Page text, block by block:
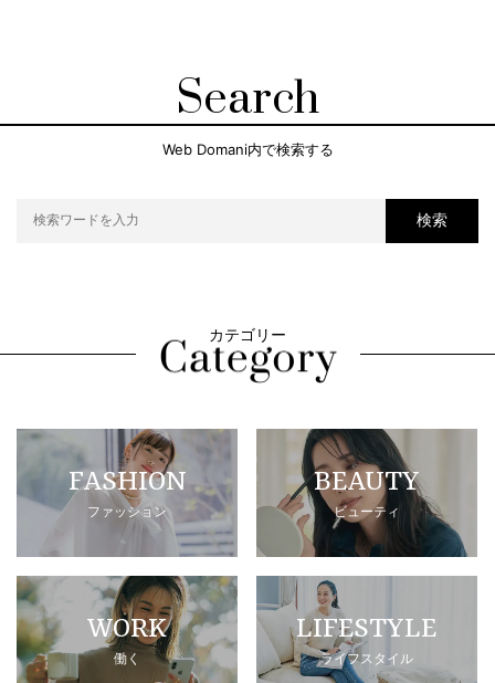
Search
Web Domani内で検索する
検索
カテゴリー
FASHION
ファッション
BEAUTY
ビューティ
WORK
働く
LIFESTYLE
ライフスタイル